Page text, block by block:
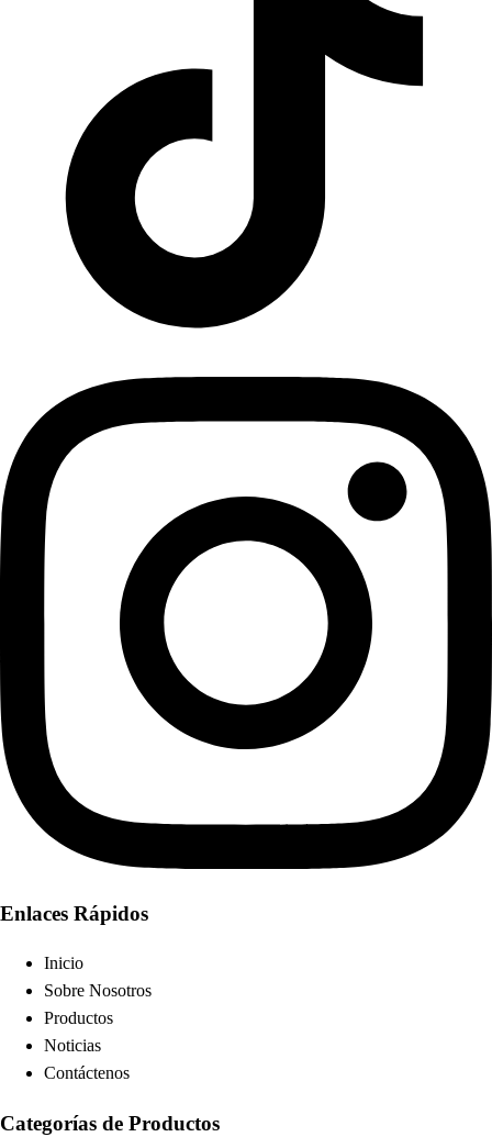
Enlaces Rápidos
Inicio
Sobre Nosotros
Productos
Noticias
Contáctenos
Categorías de Productos